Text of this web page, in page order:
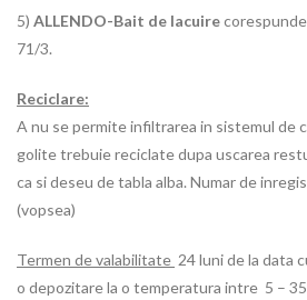
5) ALLENDO-Bait de lacuire
71/3.
Reciclare:
A nu se permite infiltrarea in sistemul de
golite trebuie reciclate dupa uscarea
ca si deseu de tabla alba. Numar de
(vopsea)
Termen de valabilitate 24 luni de la data
o depozitare la o temperatura intre 5 –